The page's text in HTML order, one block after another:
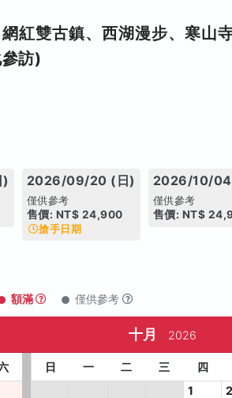
紅雙古鎮、西湖漫步、寒山
訪)
2026/09/20 (日)
僅供參考
售價: NT$ 24,900
搶手日期
2026/10/04
僅供參考
售價: NT$
額滿 僅供參考
十月 2026
日 一 二 三 四
1
2